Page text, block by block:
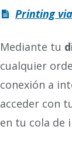
Printing
Mediante tu
cualquier
conexión a
acceder con
en tu cola de